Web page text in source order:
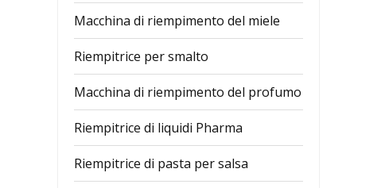
Macchina di riempimento del miele
Riempitrice per smalto
Macchina di riempimento del profumo
Riempitrice di liquidi Pharma
Riempitrice di pasta per salsa